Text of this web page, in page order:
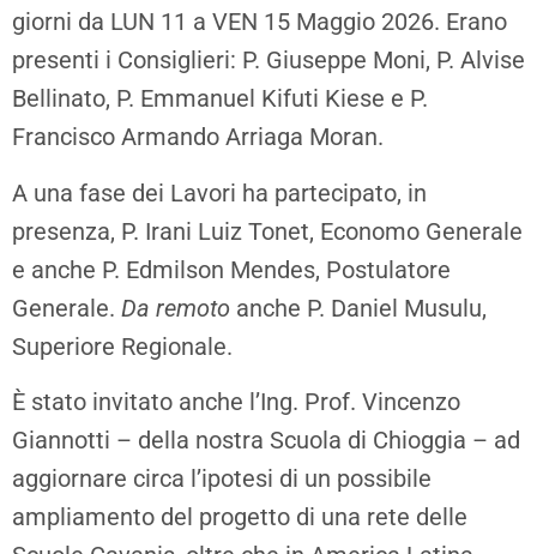
giorni da LUN 11 a VEN 15 Maggio 2026. Erano
presenti i Consiglieri: P. Giuseppe Moni, P. Alvise
Bellinato, P. Emmanuel Kifuti Kiese e P.
Francisco Armando Arriaga Moran.
A una fase dei Lavori ha partecipato, in
presenza, P. Irani Luiz Tonet, Economo Generale
e anche P. Edmilson Mendes, Postulatore
Generale. Da remoto anche P. Daniel Musulu,
Superiore Regionale.
È stato invitato anche l’Ing. Prof. Vincenzo
Giannotti – della nostra Scuola di Chioggia – ad
aggiornare circa l’ipotesi di un possibile
ampliamento del progetto di una rete delle